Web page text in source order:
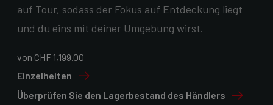
auf Tour, sodass der Fokus auf Entdeckung liegt
und du eins mit deiner Umgebung wirst.
von CHF 1,199.00
Einzelheiten
Überprüfen Sie den Lagerbestand des Händlers